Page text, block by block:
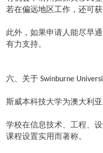
若在偏远地区工作，还可
此外，如果申请人能尽早
有力支持。
六、关于Swinburne
斯威本科技大学为澳大利
学校在信息技术、工程、
课程设置实用而著称。